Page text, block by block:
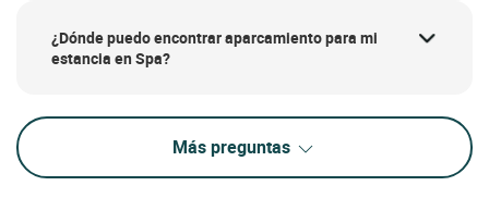
¿Dónde puedo encontrar aparcamiento para mi
estancia en Spa?
Más preguntas